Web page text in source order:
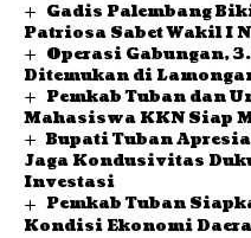
Gadis Palembang
Patriosa Sabet Wakil I
Operasi Gabungan,
Ditemukan di
Pemkab Tuban dan
Mahasiswa KKN Siap
Bupati Tuban
Jaga Kondusivitas
Investasi
Pemkab Tuban
Kondisi Ekonomi